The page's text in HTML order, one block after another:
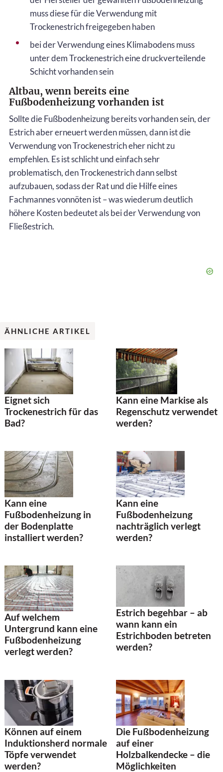
muss diese für die Verwendung mit
Trockenestrich freigegeben haben
bei der Verwendung eines Klimabodens muss
unter dem Trockenestrich eine druckverteilende
Schicht vorhanden sein
Altbau, wenn bereits eine
Fußbodenheizung vorhanden ist
Sollte die Fußbodenheizung bereits vorhanden sein, der
Estrich aber erneuert werden müssen, dann ist die
Verwendung von Trockenestrich eher nicht zu
empfehlen. Es ist schlicht und einfach sehr
problematisch, den Trockenestrich dann selbst
aufzubauen, sodass der Rat und die Hilfe eines
Fachmannes vonnöten ist – was wiederum deutlich
höhere Kosten bedeutet als bei der Verwendung von
Fließestrich.
ÄHNLICHE ARTIKEL
Eignet sich
Trockenestrich für das
Bad?
Kann eine Markise als
Regenschutz verwendet
werden?
Kann eine
Fußbodenheizung in
der Bodenplatte
installiert werden?
Kann eine
Fußbodenheizung
nachträglich verlegt
werden?
Auf welchem
Untergrund kann eine
Fußbodenheizung
verlegt werden?
Estrich begehbar – ab
wann kann ein
Estrichboden betreten
werden?
Können auf einem
Induktionsherd normale
Töpfe verwendet
werden?
Die Fußbodenheizung
auf einer
Holzbalkendecke – die
Möglichkeiten